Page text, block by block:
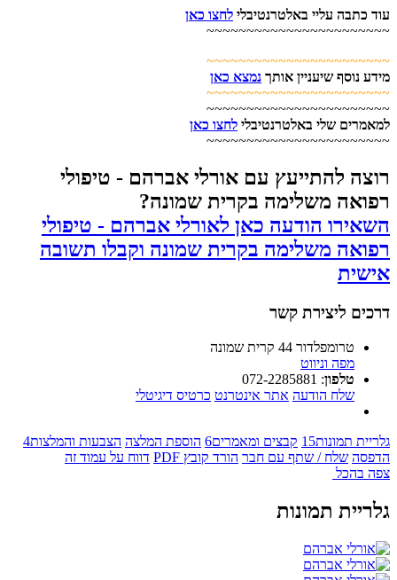
עוד כתבה עליי באלטרנטיבלי לחצו כאן
~~~~~~~~~~~~~~~~~~~~~~~
~~~~~~~~~~~~~~~~~~~~~~~
מידע נוסף שיעניין אותך נמצא כאן
~~~~~~~~~~~~~~~~~~~~~~~
~~~~~~~~~~~~~~~~~~~~~~~
למאמרים שלי באלטרנטיבלי לחצו כאן
~~~~~~~~~~~~~~~~~~~~~~~
רוצה להתייעץ עם אורלי אברהם - טיפולי
רפואה משלימה בקרית שמונה?
השאירו הודעה כאן לאורלי אברהם - טיפולי
רפואה משלימה בקרית שמונה וקבלו תשובה
אישית
דרכים ליצירת קשר
טרומפלדור 44 קרית שמונה
מפה וניווט
טלפון:
072-2285881
שלח הודעה אתר אינטרנט כרטיס דיגיטלי
גלריית תמונות15 קבצים ומאמרים6 הוספת המלצה הצבעות והמלצות4
הדפסה שלח / שתף עם חבר הורד קובץ PDF
דווח על עמוד זה
צפה בהכל
גלריית תמונות